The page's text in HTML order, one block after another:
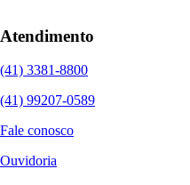
Atendimento
(41) 3381-8800
(41) 99207-0589
Fale conosco
Ouvidoria